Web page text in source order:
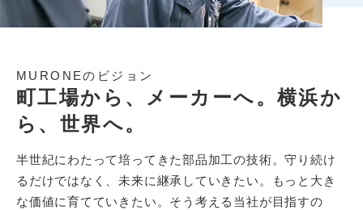
MURONEのビジョン
町工場から、メーカーへ。横浜か
ら、世界へ。
半世紀にわたって培ってきた部品加工の技術。守り続け
るだけではなく、未来に継承していきたい。もっと大き
な価値に育てていきたい。そう考える当社が目指すの